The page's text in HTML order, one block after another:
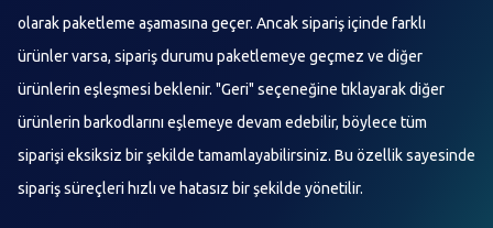
olarak paketleme aşamasına geçer. Ancak sipariş içinde farklı
ürünler varsa, sipariş durumu paketlemeye geçmez ve diğer
ürünlerin eşleşmesi beklenir. "Geri" seçeneğine tıklayarak diğer
ürünlerin barkodlarını eşlemeye devam edebilir, böylece tüm
siparişi eksiksiz bir şekilde tamamlayabilirsiniz. Bu özellik sayesinde
sipariş süreçleri hızlı ve hatasız bir şekilde yönetilir.